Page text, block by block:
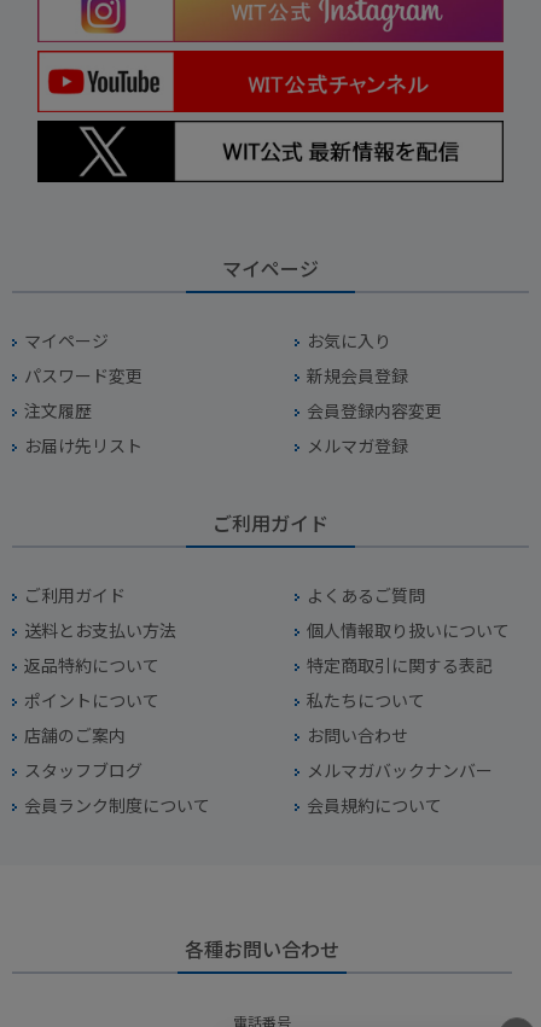
マイページ
マイページ
お気に入り
パスワード変更
新規会員登録
注文履歴
会員登録内容変更
お届け先リスト
メルマガ登録
ご利用ガイド
ご利用ガイド
よくあるご質問
送料とお支払い方法
個人情報取り扱いについて
返品特約について
特定商取引に関する表記
ポイントについて
私たちについて
店舗のご案内
お問い合わせ
スタッフブログ
メルマガバックナンバー
会員ランク制度について
会員規約について
各種お問い合わせ
電話番号